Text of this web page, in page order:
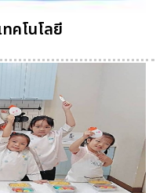
คโนโลยี